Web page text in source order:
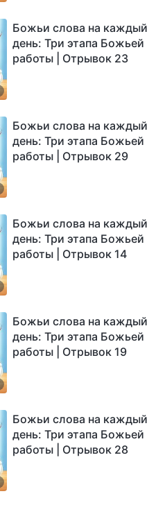
Божьи слова на каждый
день: Три этапа Божьей
работы | Отрывок 23
Божьи слова на каждый
день: Три этапа Божьей
работы | Отрывок 29
Божьи слова на каждый
день: Три этапа Божьей
работы | Отрывок 14
Божьи слова на каждый
день: Три этапа Божьей
работы | Отрывок 19
Божьи слова на каждый
день: Три этапа Божьей
работы | Отрывок 28